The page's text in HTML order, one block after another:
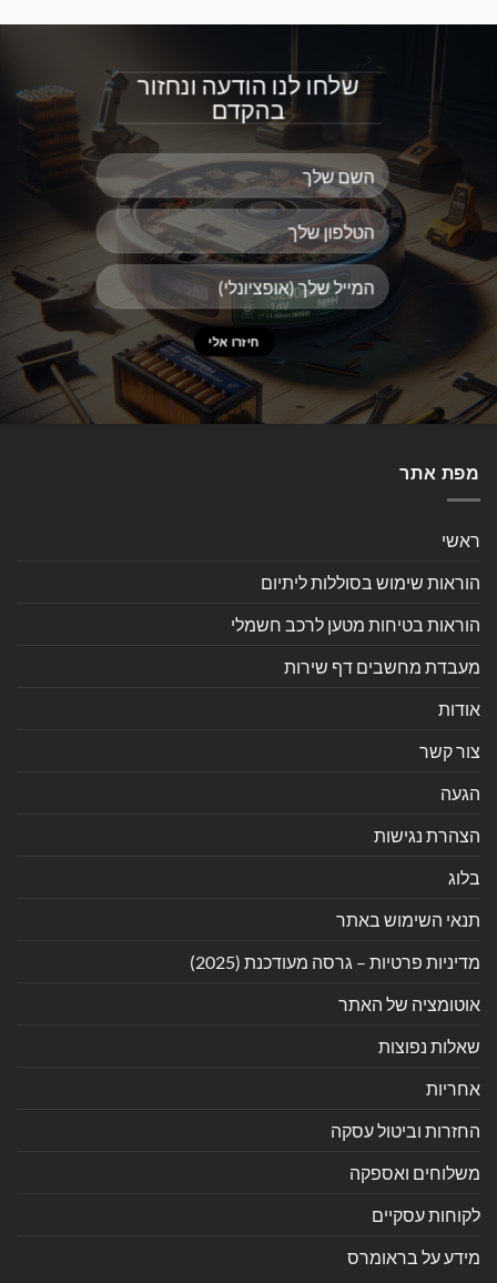
שלחו לנו הודעה ונחזור
בהקדם
מפת אתר
ראשי
הוראות שימוש בסוללות ליתיום
הוראות בטיחות מטען לרכב חשמלי
מעבדת מחשבים דף שירות
אודות
צור קשר
הגעה
הצהרת נגישות
בלוג
תנאי השימוש באתר
מדיניות פרטיות – גרסה מעודכנת (2025)
אוטומציה של האתר
שאלות נפוצות
אחריות
החזרות וביטול עסקה
משלוחים ואספקה
לקוחות עסקיים
מידע על בראומרס